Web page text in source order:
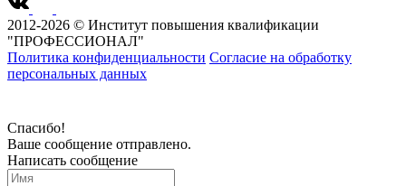
2012-2026 © Институт повышения квалификации
"ПРОФЕССИОНАЛ"
Политика конфиденциальности Согласие на обработку
персональных данных
Спасибо!
Ваше сообщение отправлено.
Написать сообщение